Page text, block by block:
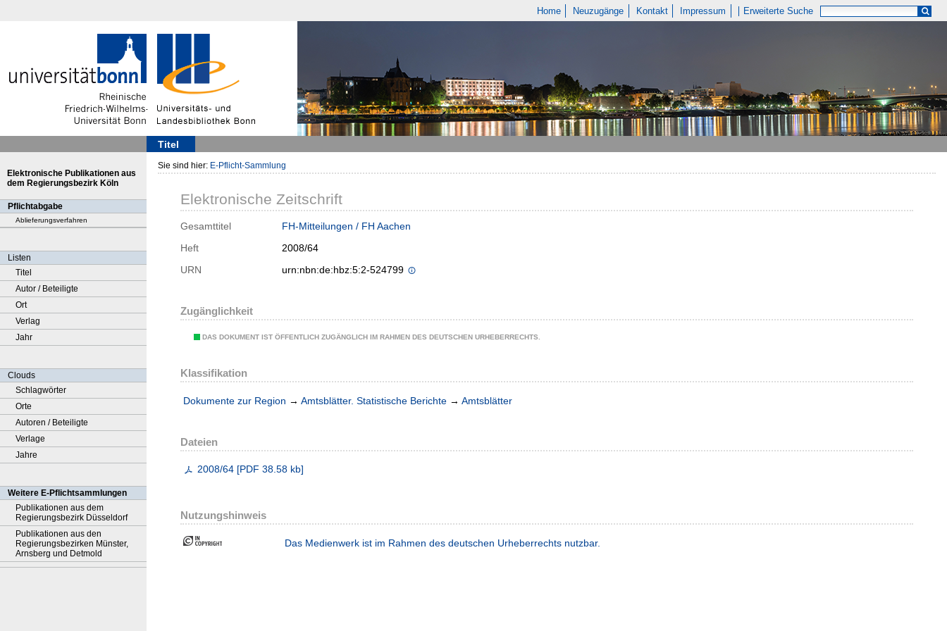
Home Neuzugänge Kontakt Impressum Erweiterte Suche
Titel
Elektronische Publikationen aus
dem Regierungsbezirk Köln
Pflichtabgabe
Ablieferungsverfahren
Listen
Titel
Autor / Beteiligte
Ort
Verlag
Jahr
Clouds
Schlagwörter
Orte
Autoren / Beteiligte
Verlage
Jahre
Weitere E-Pflichtsammlungen
Publikationen aus dem
Regierungsbezirk Düsseldorf
Publikationen aus den
Regierungsbezirken Münster,
Arnsberg und Detmold
Sie sind hier: E-Pflicht-Sammlung
Elektronische Zeitschrift
Gesamttitel
FH-Mitteilungen / FH Aachen
Heft
2008/64
URN
urn:nbn:de:hbz:5:2-524799
Zugänglichkeit
DAS DOKUMENT IST ÖFFENTLICH ZUGÄNGLICH IM RAHMEN DES DEUTSCHEN URHEBERRECHTS.
Klassifikation
Dokumente zur Region → Amtsblätter. Statistische Berichte → Amtsblätter
Dateien
2008/64 [PDF 38.58 kb]
Nutzungshinweis
Das Medienwerk ist im Rahmen des deutschen Urheberrechts nutzbar.